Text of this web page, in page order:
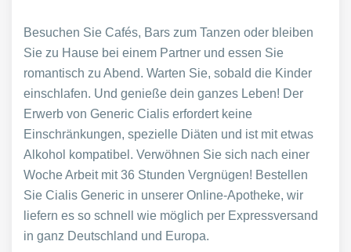
Besuchen Sie Cafés, Bars zum Tanzen oder bleiben
Sie zu Hause bei einem Partner und essen Sie
romantisch zu Abend. Warten Sie, sobald die Kinder
einschlafen. Und genieße dein ganzes Leben! Der
Erwerb von Generic Cialis erfordert keine
Einschränkungen, spezielle Diäten und ist mit etwas
Alkohol kompatibel. Verwöhnen Sie sich nach einer
Woche Arbeit mit 36 ​​Stunden Vergnügen! Bestellen
Sie Cialis Generic in unserer Online-Apotheke, wir
liefern es so schnell wie möglich per Expressversand
in ganz Deutschland und Europa.